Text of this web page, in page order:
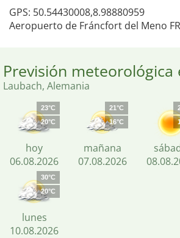
GPS: 50.54430008,8.98880959
Aeropuerto de Fráncfort del Meno
Previsión meteorológica
Laubach, Alemania
23°C
20°C
hoy
06.08.2026
21°C
16°C
mañana
07.08.2026
30°C
20°C
lunes
10.08.2026